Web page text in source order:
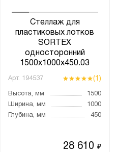
Стеллаж для
пластиковых лотков
SORTEX
односторонний
1500x1000x450.03
Арт. 194537 (1)
Высота, мм
1500
Ширина, мм
1000
Глубина, мм
450
28 610₽